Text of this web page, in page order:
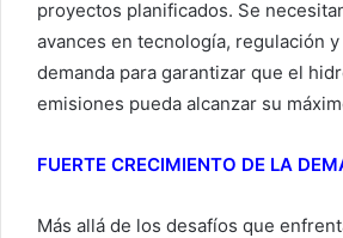
proyectos planificados. Se
avances en tecnología, regulación
demanda para garantizar que el
emisiones pueda alcanzar su
FUERTE CRECIMIENTO DE LA
Más allá de los desafíos que